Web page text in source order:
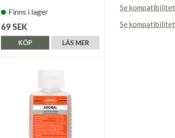
Se
Se
Finns i lager
69 SEK
LÄS MER
KÖP